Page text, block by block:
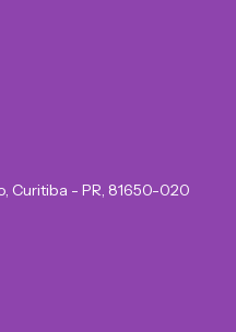
Curitiba - PR, 81650-020